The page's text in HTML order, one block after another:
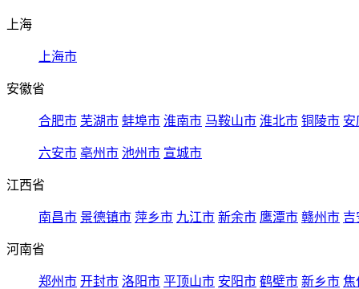
上海
上海市
安徽省
合肥市 芜湖市 蚌埠市 淮南市 马鞍山市 淮北市 铜陵市 安
六安市 亳州市 池州市 宣城市
江西省
南昌市 景德镇市 萍乡市 九江市 新余市 鹰潭市 赣州市 吉
河南省
郑州市 开封市 洛阳市 平顶山市 安阳市 鹤壁市 新乡市 焦